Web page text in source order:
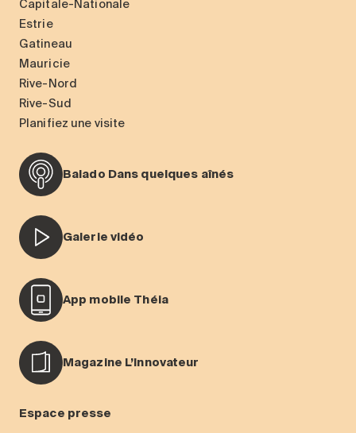
Capitale-Nationale
Estrie
Gatineau
Mauricie
Rive-Nord
Rive-Sud
Planifiez une visite
Balado Dans quelques aînés
Galerie vidéo
App mobile Théia
Magazine L’Innovateur
Espace presse